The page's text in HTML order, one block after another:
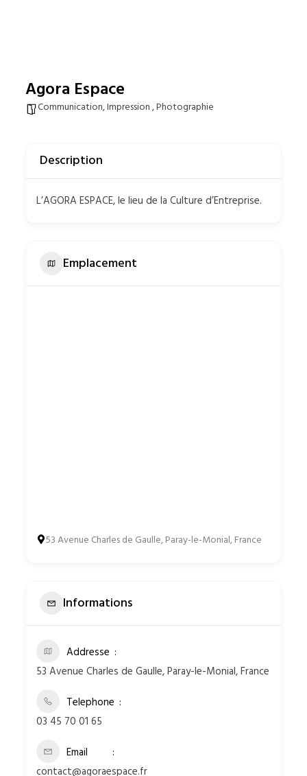
Agora Espace
Communication, Impression , Photographie
Description
L’AGORA ESPACE, le lieu de la Culture d’Entreprise.
Emplacement
53 Avenue Charles de Gaulle, Paray-le-Monial, France
Informations
Addresse
53 Avenue Charles de Gaulle, Paray-le-Monial, France
Telephone
03 45 70 01 65
Email
contact@agoraespace.fr